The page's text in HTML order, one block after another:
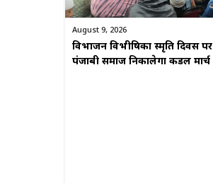
August 9, 2026
विभाजन विभीषिका स्मृति दिवस पर
पंजाबी समाज निकालेगा कैंडल मार्च